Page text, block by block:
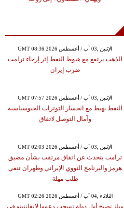
GMT 08:36 2026 الإثنين ,03 آب / أغسطس
الذهب يرتفع مع هبوط النفط إثر إرجاء ترامب
ضرب إيران
GMT 07:57 2026 الإثنين ,03 آب / أغسطس
النفط يهبط مع انحسار التوترات الجيوسياسية
وآمال التوصل لاتفاق
GMT 02:03 2026 الإثنين ,03 آب / أغسطس
ترامب يتحدث عن اتفاق مرتقب بشأن مضيق
هرمز والبرنامج النووي الإيراني وطهران تنفي
طلب مهلة
GMT 02:26 2026 الثلاثاء ,04 آب / أغسطس
ويلز تصبح أول دولة تسحب دعمها لإنفانتينو في